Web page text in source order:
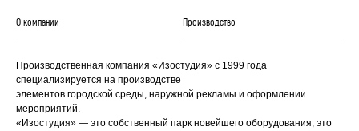
О компании Производство
Производственная компания «Изостудия» с 1999 года
специализируется на производстве
элементов городской среды, наружной рекламы и оформлении
мероприятий.
«Изостудия» — это собственный парк новейшего оборудования, это